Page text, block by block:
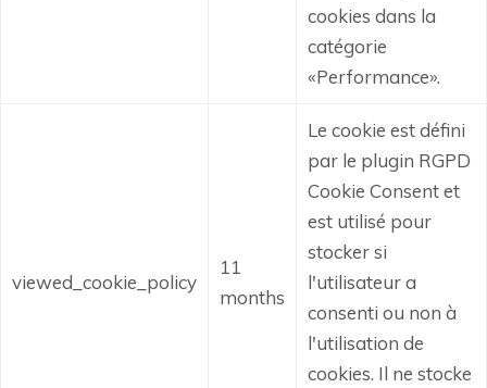
cookies dans la
catégorie
«Performance».
viewed_cookie_policy
11
months
Le cookie est défini
par le plugin RGPD
Cookie Consent et
est utilisé pour
stocker si
l'utilisateur a
consenti ou non à
l'utilisation de
cookies. Il ne stocke